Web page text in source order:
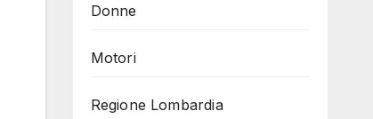
Donne
Motori
Regione Lombardia